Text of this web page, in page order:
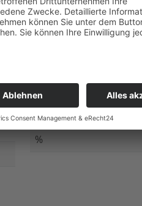
nicht beantwortet
nicht beantwortet
nicht beantwortet
%